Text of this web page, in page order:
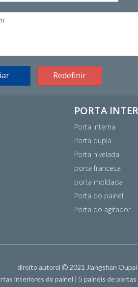
Redefinir
PORTA
Porta interna
Porta dupla
Porta nivelada
porta francesa
porta moldada
Porta do painel
Porta do agitador
direito autoral 2021 Jiangshan
interiores do painel | 5 painéis de